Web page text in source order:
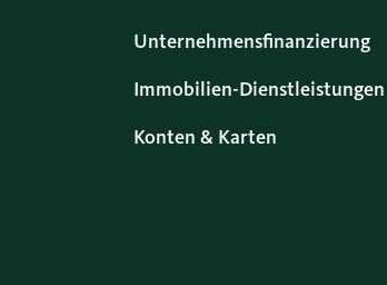
Unternehmensfinanzierung
Immobilien-Dienstleistungen
Konten & Karten